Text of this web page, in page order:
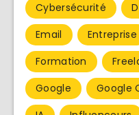
Cybersécurité
Email
Entreprise
Formation
Google
Google